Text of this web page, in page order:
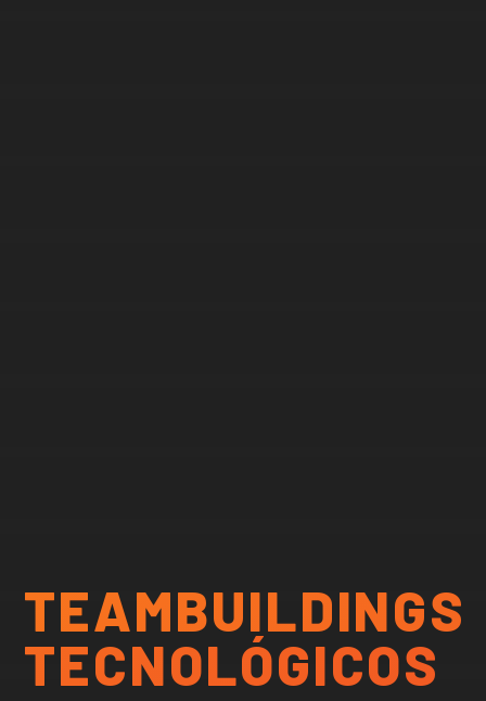
TEAMBUILDINGS
TECNOLÓGICOS